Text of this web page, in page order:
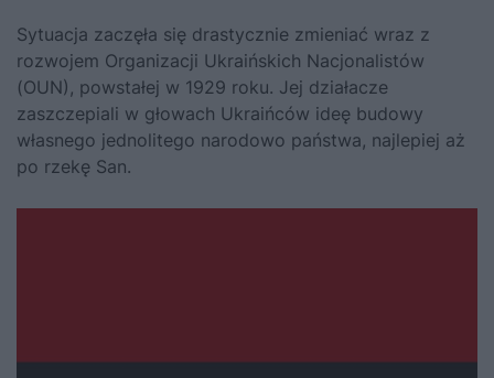
Sytuacja zaczęła się drastycznie zmieniać wraz z
rozwojem Organizacji Ukraińskich Nacjonalistów
(OUN), powstałej w 1929 roku. Jej działacze
zaszczepiali w głowach Ukraińców ideę budowy
własnego jednolitego narodowo państwa, najlepiej aż
po rzekę San.